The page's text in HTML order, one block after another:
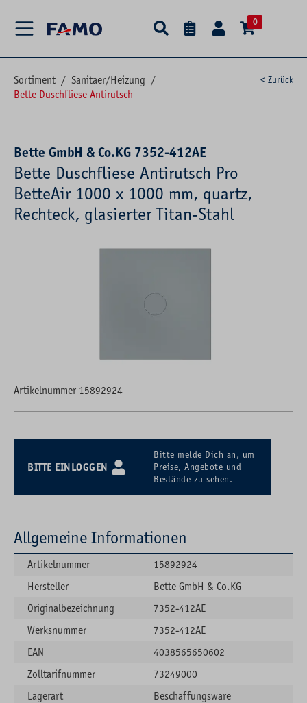
0
Sortiment / Sanitaer/Heizung /
Bette Duschfliese Antirutsch
< Zurück
Bette GmbH & Co.KG 7352-412AE
Bette Duschfliese Antirutsch Pro
BetteAir 1000 x 1000 mm, quartz,
Rechteck, glasierter Titan-Stahl
Artikelnummer 15892924
BITTE EINLOGGEN
Bitte melde Dich an, um
Preise, Angebote und
Bestände zu sehen.
Allgemeine Informationen
Artikelnummer
15892924
Hersteller
Bette GmbH & Co.KG
Originalbezeichnung
7352-412AE
Werksnummer
7352-412AE
EAN
4038565650602
Zolltarifnummer
73249000
Lagerart
Beschaffungsware